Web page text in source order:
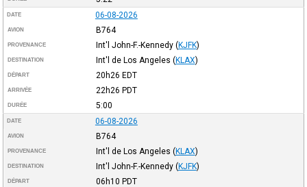
DATE 06-08-2026
AVION B764
PROVENANCE Int'l John-F.-Kennedy (KJFK)
DESTINATION Int'l de Los Angeles (KLAX)
DÉPART 20h26 EDT
ARRIVÉE 22h26 PDT
DURÉE 5:00
DATE 06-08-2026
AVION B764
PROVENANCE Int'l de Los Angeles (KLAX)
DESTINATION Int'l John-F.-Kennedy (KJFK)
DÉPART 06h10 PDT